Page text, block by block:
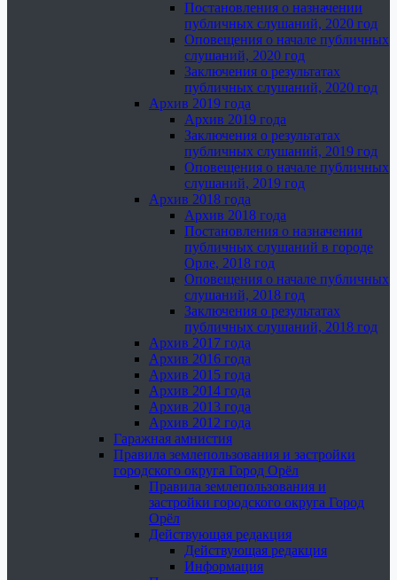
Постановления о назначении
публичных слушаний, 2020 год
Оповещения о начале публичных
слушаний, 2020 год
Заключения о результатах
публичных слушаний, 2020 год
Архив 2019 года
Архив 2019 года
Заключения о результатах
публичных слушаний, 2019 год
Оповещения о начале публичных
слушаний, 2019 год
Архив 2018 года
Архив 2018 года
Постановления о назначении
публичных слушаний в городе
Орле, 2018 год
Оповещения о начале публичных
слушаний, 2018 год
Заключения о результатах
публичных слушаний, 2018 год
Архив 2017 года
Архив 2016 года
Архив 2015 года
Архив 2014 года
Архив 2013 года
Архив 2012 года
Гаражная амнистия
Правила землепользования и застройки
городского округа Город Орёл
Правила землепользования и
застройки городского округа Город
Орёл
Действующая редакция
Действующая редакция
Информация